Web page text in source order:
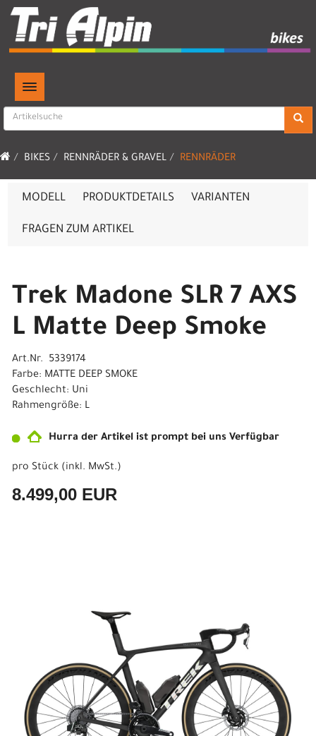
TOGGLE NAVIGATION
BIKES RENNRÄDER & GRAVEL RENNRÄDER
MODELL PRODUKTDETAILS VARIANTEN
FRAGEN ZUM ARTIKEL
Trek Madone SLR 7 AXS
L Matte Deep Smoke
Art.Nr. 5339174
Farbe: MATTE DEEP SMOKE
Geschlecht: Uni
Rahmengröße: L
Hurra der Artikel ist prompt bei uns Verfügbar
pro Stück (inkl. MwSt.)
8.499,00 EUR